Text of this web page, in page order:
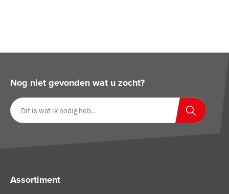
Nog niet gevonden wat u zocht?
Zoeken op website
Zoeken
Assortiment